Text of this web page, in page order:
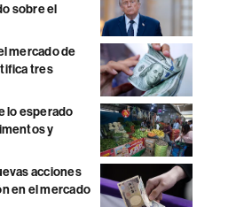
sobre el
mercado de
tres
lo esperado
y
acciones
en el mercado